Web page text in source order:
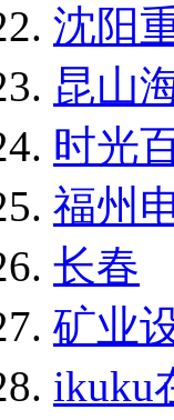
沈阳
昆山
时光
福州
长春
矿业
ikuku